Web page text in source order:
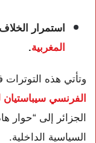
استمرار
المغربية.
وتأتي هذه
الفرنسي سيباستيان
الجزائر إلى “حوار
السياسية الداخلية.